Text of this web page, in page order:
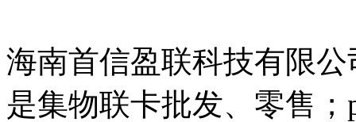
海南首信盈联科技有限
是集物联卡批发、零售